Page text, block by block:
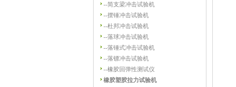
--简支梁冲击试验机
--摆锤冲击试验机
--杜邦冲击试验机
--落球冲击试验机
--落锤式冲击试验机
--落镖冲击试验机
--橡胶回弹性测试仪
橡胶塑胶拉力试验机